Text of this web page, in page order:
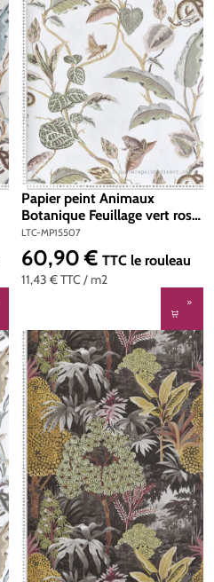
Papier peint Animaux
Botanique Feuillage vert rose
doré - Maison Paradis de
Lutèce | Réf. LTC-MP15507
LTC-MP15507
11,43 €TTC / m2
Prix régulier :
60,90 € TTC le rouleau